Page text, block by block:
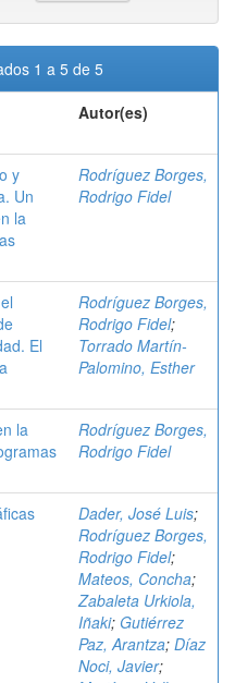
1 a 5 de 5
Autor(es)
y
Un
la
Rodríguez Borges,
Rodrigo Fidel
El
Rodríguez Borges,
Rodrigo Fidel;
Torrado Martín-
Palomino, Esther
la
Rodríguez Borges,
Rodrigo Fidel
Dader, José Luis;
Rodríguez Borges,
Rodrigo Fidel;
Mateos, Concha;
Zabaleta Urkiola,
Iñaki; Gutiérrez
Paz, Arantza; Díaz
Noci, Javier;